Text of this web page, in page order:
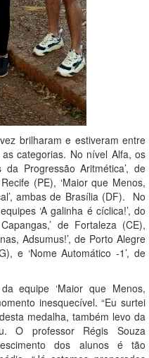
brilharam e estiveram entre
categorias. No nível Alfa, os
Progressão Aritmética’, de
(PE), ‘Maior que Menos,
ambas de Brasília (DF). No
‘A galinha é cíclica!’, do
de Fortaleza (CE),
Adsumus!’, de Porto Alegre
e ‘Nome Automático -1’, de
equipe ‘Maior que Menos,
inesquecível. “Eu surtei
medalha, também levo da
O professor Régis Souza
dos alunos é tão